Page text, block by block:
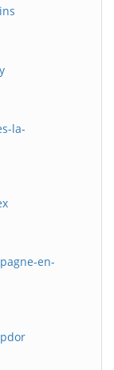
la-
en-